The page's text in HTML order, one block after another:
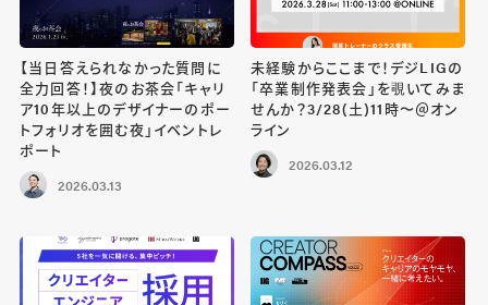
【当日答えられなかった質問に
全力回答！】夜のお茶会「キャリ
ア10年以上のデザイナーのポー
トフォリオを囲む夜」イベントレ
ポート
2026.03.13
未経験からここまで！デジLIGの
「卒業制作発表会」を覗いてみま
せんか？3/28(土)11時〜＠オン
ライン
2026.03.12